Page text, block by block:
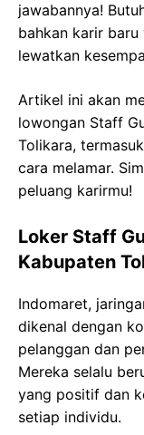
jawabannya!
bahkan karir baru
lewatkan
Artikel ini akan
lowongan Staff
Tolikara,
cara melamar.
peluang karirmu!
Loker Staff
Kabupaten
Indomaret,
dikenal dengan
pelanggan dan
Mereka selalu
yang positif dan
setiap individu.